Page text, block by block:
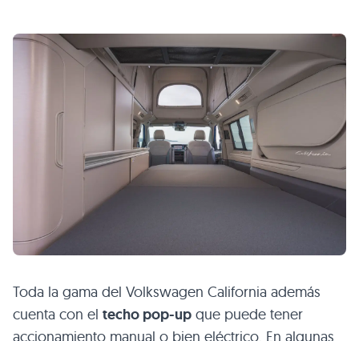
Toda la gama del Volkswagen California además
cuenta con el techo pop-up que puede tener
accionamiento manual o bien eléctrico. En algunas